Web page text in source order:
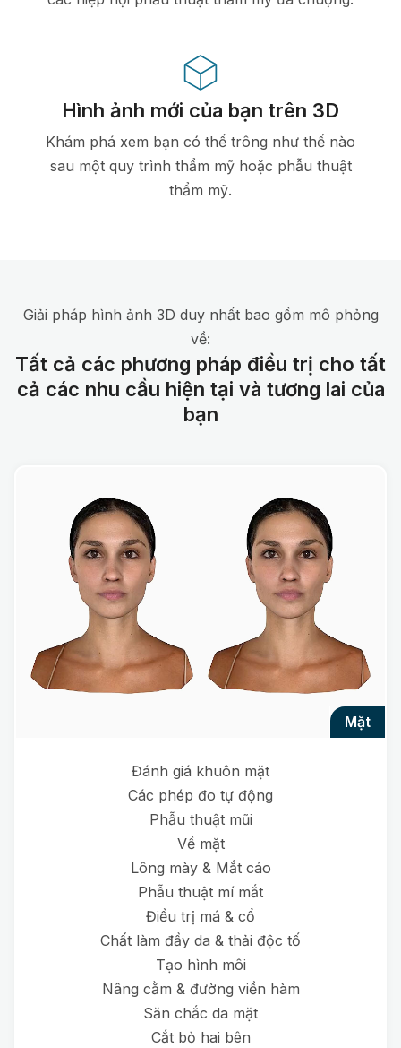
Hình ảnh mới của bạn trên 3D
Khám phá xem bạn có thể trông như thế nào
sau một quy trình thẩm mỹ hoặc phẫu thuật
thẩm mỹ.
Giải pháp hình ảnh 3D duy nhất bao gồm mô phỏng
về:
Tất cả các phương pháp điều trị cho tất
cả các nhu cầu hiện tại và tương lai của
bạn
mặt
Đánh giá khuôn mặt
Các phép đo tự động
Phẫu thuật mũi
Về mặt
Lông mày & Mắt cáo
Phẫu thuật mí mắt
Điều trị má & cổ
Chất làm đầy da & thải độc tố
Tạo hình môi
Nâng cằm & đường viền hàm
Săn chắc da mặt
Cắt bỏ hai bên